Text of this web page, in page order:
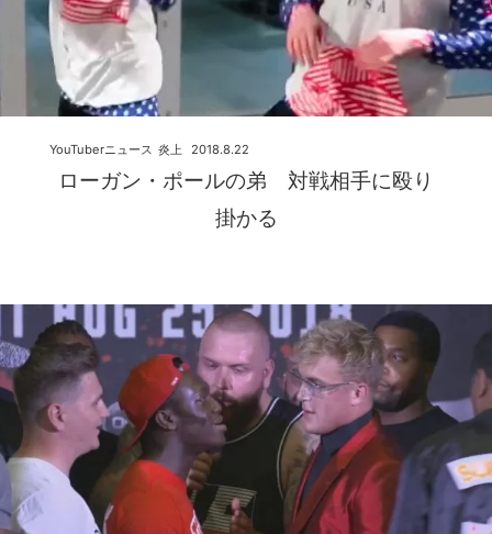
ローガン・ポールの弟 対戦相手に殴り
掛かる
2018.8.22
YouTuberニュース 炎上